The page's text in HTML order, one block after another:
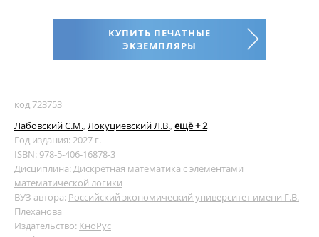
КУПИТЬ ПЕЧАТНЫЕ
ЭКЗЕМПЛЯРЫ
код 723753
Лабовский С.М., Локуциевский Л.В., ещё + 2
Год издания: 2027 г.
ISBN: 978-5-406-16878-3
Дисциплина:Дискретная математика с элементами
математической логики
ВУЗ автора: Российский экономический университет имени Г.В.
Плеханова
Издательство: КноРус